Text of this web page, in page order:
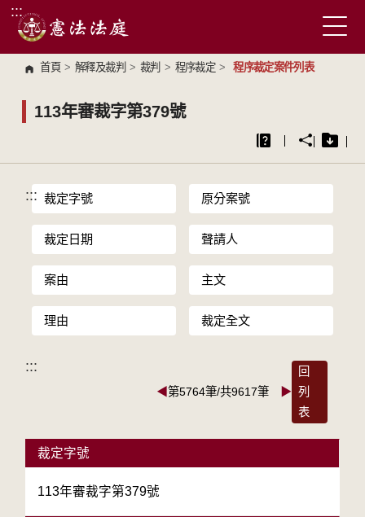
跳到主要內容區塊
:::
首頁 > 解釋及裁判 > 裁判 > 程序裁定 > 程序裁定案件列表
113年審裁字第379號
::: 裁定字號 原分案號
裁定日期 聲請人
案由 主文
理由 裁定全文
:::
◀第5764筆/共9617筆 ▶
回
列
表
裁定字號
113年審裁字第379號